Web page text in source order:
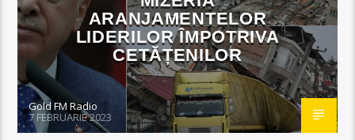
ARANJAMENTELOR
LIDERILOR ÎMPOTRIVA
CETĂȚENILOR
Gold FM Radio
7 FEBRUARIE 2023